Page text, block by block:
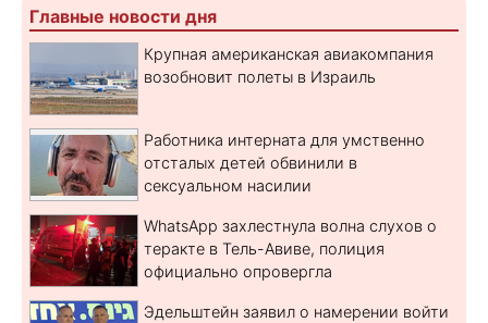
Главные новости дня
Крупная американская авиакомпания
возобновит полеты в Израиль
Работника интерната для умственно
отсталых детей обвинили в
сексуальном насилии
WhatsApp захлестнула волна слухов о
теракте в Тель-Авиве, полиция
официально опровергла
Эдельштейн заявил о намерении войти